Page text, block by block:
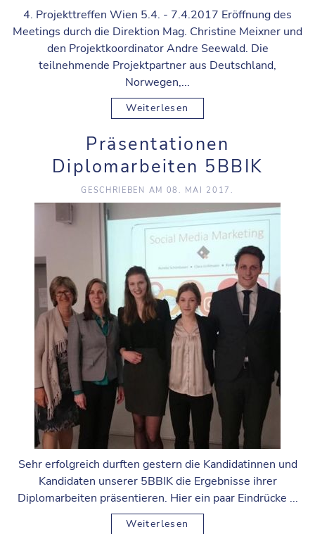
4. Projekttreffen Wien 5.4. - 7.4.2017 Eröffnung des
Meetings durch die Direktion Mag. Christine Meixner und
den Projektkoordinator Andre Seewald. Die
teilnehmende Projektpartner aus Deutschland,
Norwegen,...
Weiterlesen
Präsentationen
Diplomarbeiten 5BBIK
GESCHRIEBEN AM 08. MAI 2017.
Sehr erfolgreich durften gestern die Kandidatinnen und
Kandidaten unserer 5BBIK die Ergebnisse ihrer
Diplomarbeiten präsentieren. Hier ein paar Eindrücke ...
Weiterlesen